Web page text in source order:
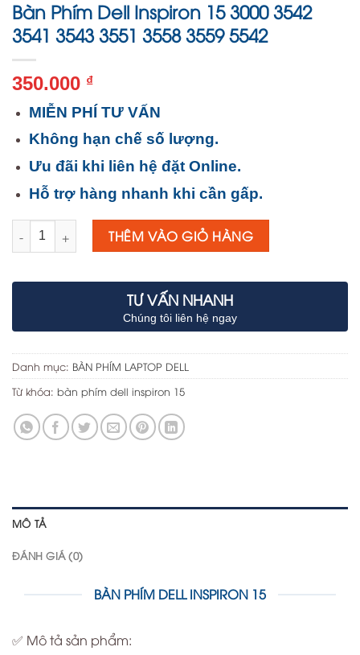
Bàn Phím Dell Inspiron 15 3000 3542
3541 3543 3551 3558 3559 5542
350.000 ₫
MIỄN PHÍ TƯ VẤN
Không hạn chế số lượng.
Ưu đãi khi liên hệ đặt Online.
Hỗ trợ hàng nhanh khi cần gấp.
Số lượng THÊM VÀO GIỎ HÀNG
TƯ VẤN NHANH
Chúng tôi liên hệ ngay
Danh mục: BÀN PHÍM LAPTOP DELL
Từ khóa: bàn phím dell inspiron 15
MÔ TẢ
ĐÁNH GIÁ (0)
BÀN PHÍM DELL INSPIRON 15
✅ Mô tả sản phẩm: